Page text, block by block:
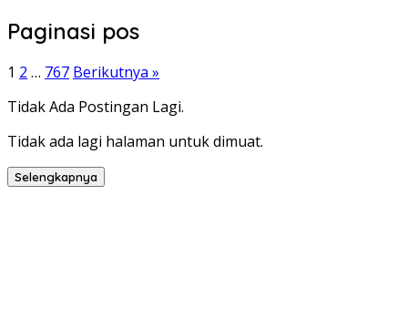
Paginasi pos
1 2 … 767 Berikutnya »
Tidak Ada Postingan Lagi.
Tidak ada lagi halaman untuk dimuat.
Selengkapnya